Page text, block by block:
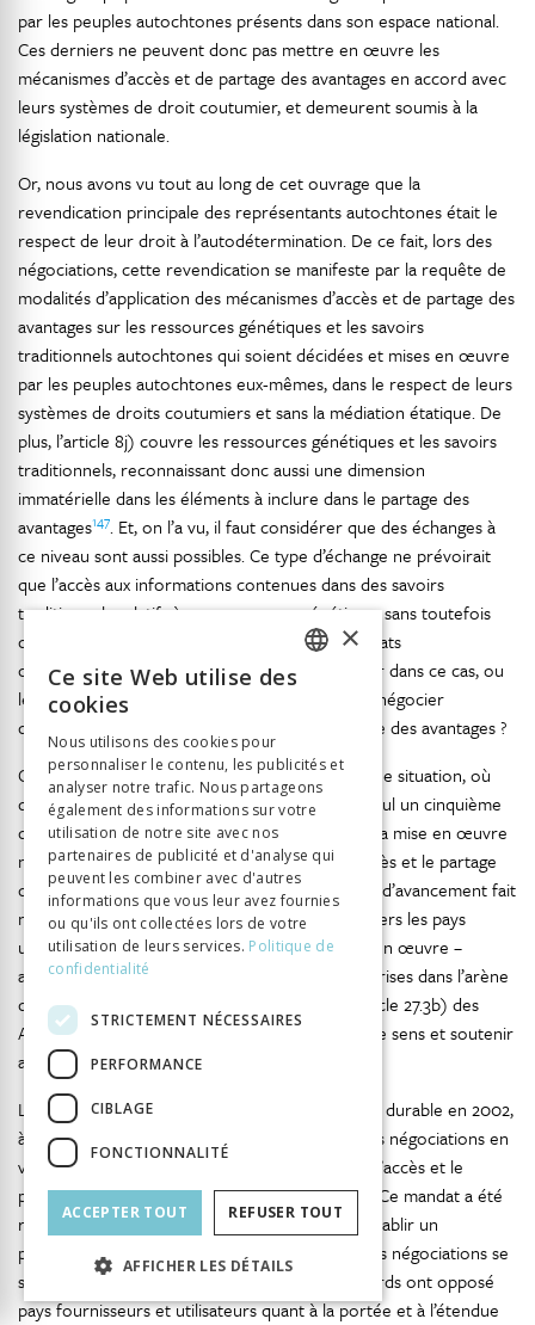
par les peuples autochtones présents dans son espace national.
Ces derniers ne peuvent donc pas mettre en œuvre les
mécanismes d’accès et de partage des avantages en accord avec
leurs systèmes de droit coutumier, et demeurent soumis à la
législation nationale.
Or, nous avons vu tout au long de cet ouvrage que la
revendication principale des représentants autochtones était le
respect de leur droit à l’autodétermination. De ce fait, lors des
négociations, cette revendication se manifeste par la requête de
modalités d’application des mécanismes d’accès et de partage des
avantages sur les ressources génétiques et les savoirs
traditionnels autochtones qui soient décidées et mises en œuvre
par les peuples autochtones eux-mêmes, dans le respect de leurs
systèmes de droits coutumiers et sans la médiation étatique. De
plus, l’article 8j) couvre les ressources génétiques et les savoirs
traditionnels, reconnaissant donc aussi une dimension
immatérielle dans les éléments à inclure dans le partage des
avantages147. Et, on l’a vu, il faut considérer que des échanges à
ce niveau sont aussi possibles. Ce type d’échange ne prévoirait
que l’accès aux informations contenues dans des savoirs
traditionnels relatifs à une ressource génétique, sans toutefois
que celle-ci soit physiquement échangée. Les États
continueraient-ils à jouer leur rôle de médiateur dans ce cas, ou
les peuples autochtones auraient-ils le droit de négocier
directement les conditions d’accès et de partage des avantages ?
Ces tensions et ces incertitudes conduisent à une situation, où
quinze ans après l’adoption de la Convention, seul un cinquième
des parties contractantes de la CDB discute de la mise en œuvre
nationale ou a déjà adopté des normes sur l’accès et le partage
des avantages (Buck & Hamilton, 2011). Cet état d’avancement fait
naître l’accusation par les pays fournisseurs envers les pays
utilisateurs d’exploiter ces lacunes dans la mise en œuvre –
auxquelles vont encore s’ajouter les décisions prises dans l’arène
de la propriété intellectuelle, en particulier l’article 27.3b) des
ADPIC – pour ne pas adopter des mesures en ce sens et soutenir
ainsi les pratiques de biopiraterie.
Lors du Sommet mondial sur le développement durable en 2002,
à Johannesburg, il avait été décidé de lancer des négociations en
vue de l’adoption d’un accord international sur l’accès et le
partage des avantages (Buck & Hamilton, 2011). Ce mandat a été
repris en 2004 dans le cadre de la CDB, afin d’établir un
protocole supplémentaire sur ces questions. Les négociations se
sont révélées très compliquées, et des désaccords ont opposé
pays fournisseurs et utilisateurs quant à la portée et à l’étendue
ITALIAN
×
Ce site Web utilise des
cookies
Nous utilisons des cookies pour
personnaliser le contenu, les publicités et
analyser notre trafic. Nous partageons
également des informations sur votre
utilisation de notre site avec nos
partenaires de publicité et d'analyse qui
peuvent les combiner avec d'autres
informations que vous leur avez fournies
ou qu'ils ont collectées lors de votre
utilisation de leurs services. Politique de
confidentialité
STRICTEMENT NÉCESSAIRES
PERFORMANCE
CIBLAGE
FONCTIONNALITÉ
ACCEPTER TOUT REFUSER TOUT
AFFICHER LES DÉTAILS